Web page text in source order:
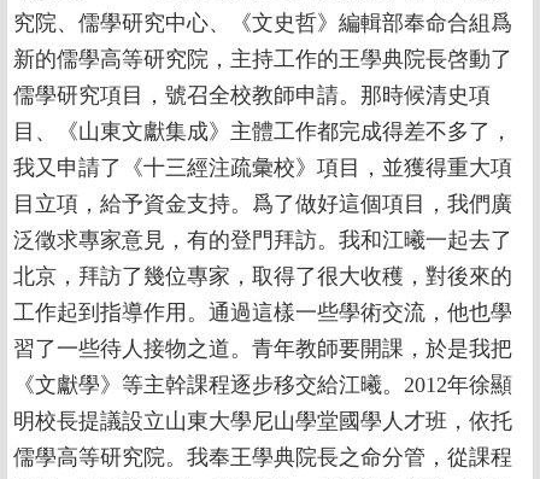
究院、儒學研究中心、《文史哲》編輯部奉命合組爲
新的儒學高等研究院，主持工作的王學典院長啓動了
儒學研究項目，號召全校教師申請。那時候清史項
目、《山東文獻集成》主體工作都完成得差不多了，
我又申請了《十三經注疏彙校》項目，並獲得重大項
目立項，給予資金支持。爲了做好這個項目，我們廣
泛徵求專家意見，有的登門拜訪。我和江曦一起去了
北京，拜訪了幾位專家，取得了很大收穫，對後來的
工作起到指導作用。通過這樣一些學術交流，他也學
習了一些待人接物之道。青年教師要開課，於是我把
《文獻學》等主幹課程逐步移交給江曦。2012年徐顯
明校長提議設立山東大學尼山學堂國學人才班，依托
儒學高等研究院。我奉王學典院長之命分管，從課程